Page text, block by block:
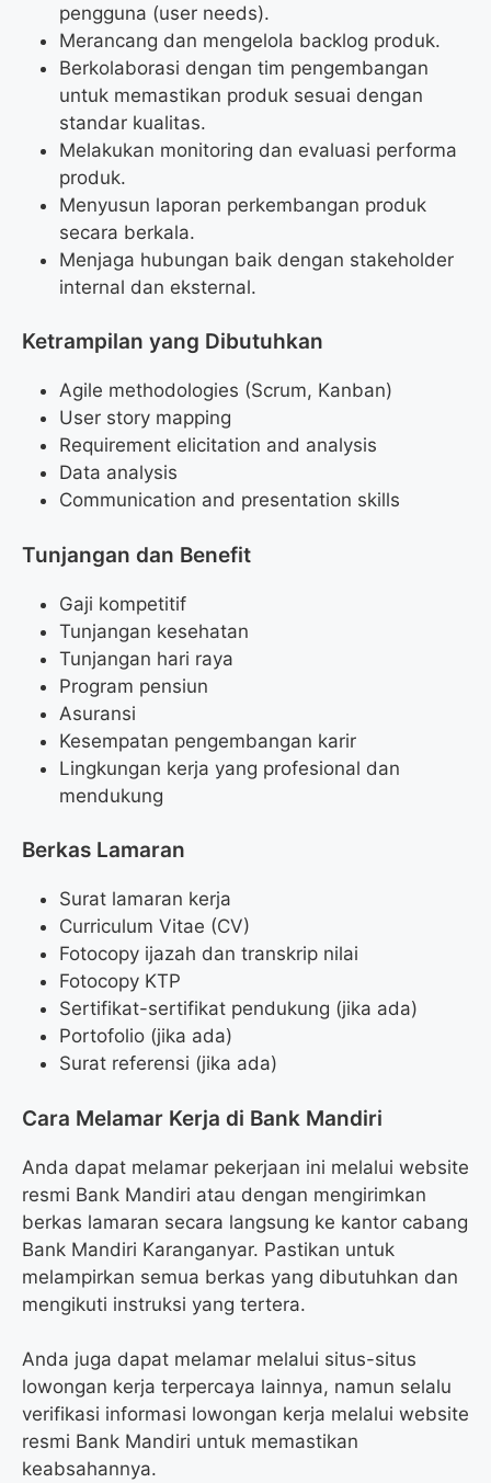
pengguna (user needs).
Merancang dan mengelola backlog produk.
Berkolaborasi dengan tim pengembangan
untuk memastikan produk sesuai dengan
standar kualitas.
Melakukan monitoring dan evaluasi performa
produk.
Menyusun laporan perkembangan produk
secara berkala.
Menjaga hubungan baik dengan stakeholder
internal dan eksternal.
Ketrampilan yang Dibutuhkan
Agile methodologies (Scrum, Kanban)
User story mapping
Requirement elicitation and analysis
Data analysis
Communication and presentation skills
Tunjangan dan Benefit
Gaji kompetitif
Tunjangan kesehatan
Tunjangan hari raya
Program pensiun
Asuransi
Kesempatan pengembangan karir
Lingkungan kerja yang profesional dan
mendukung
Berkas Lamaran
Surat lamaran kerja
Curriculum Vitae (CV)
Fotocopy ijazah dan transkrip nilai
Fotocopy KTP
Sertifikat-sertifikat pendukung (jika ada)
Portofolio (jika ada)
Surat referensi (jika ada)
Cara Melamar Kerja di Bank Mandiri
Anda dapat melamar pekerjaan ini melalui website
resmi Bank Mandiri atau dengan mengirimkan
berkas lamaran secara langsung ke kantor cabang
Bank Mandiri Karanganyar. Pastikan untuk
melampirkan semua berkas yang dibutuhkan dan
mengikuti instruksi yang tertera.
Anda juga dapat melamar melalui situs-situs
lowongan kerja terpercaya lainnya, namun selalu
verifikasi informasi lowongan kerja melalui website
resmi Bank Mandiri untuk memastikan
keabsahannya.